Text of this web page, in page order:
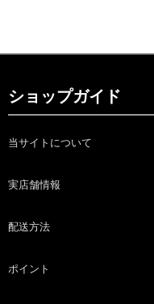
ショップガイド
当サイトについて
実店舗情報
配送方法
ポイント